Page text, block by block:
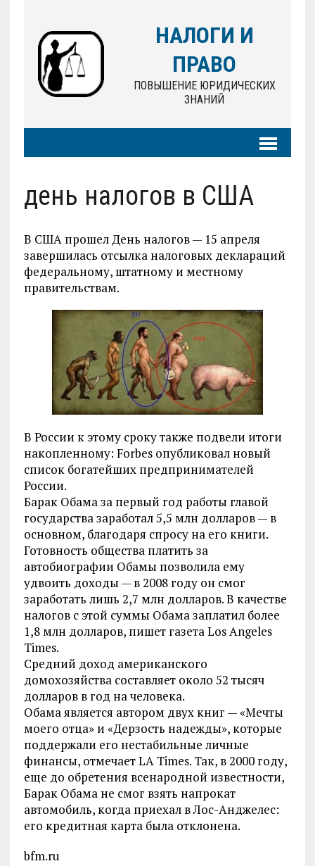
НАЛОГИ И
ПРАВО
ПОВЫШЕНИЕ ЮРИДИЧЕСКИХ
ЗНАНИЙ
день налогов в США
В США прошел День налогов — 15 апреля
завершилась отсылка налоговых деклараций
федеральному, штатному и местному
правительствам.
В России к этому сроку также подвели итоги
накопленному: Forbes опубликовал новый
список богатейших предпринимателей
России.
Барак Обама за первый год работы главой
государства заработал 5,5 млн долларов — в
основном, благодаря спросу на его книги.
Готовность общества платить за
автобиографии Обамы позволила ему
удвоить доходы — в 2008 году он смог
заработать лишь 2,7 млн долларов. В качестве
налогов с этой суммы Обама заплатил более
1,8 млн долларов, пишет газета Los Angeles
Times.
Средний доход американского
домохозяйства составляет около 52 тысяч
долларов в год на человека.
Обама является автором двух книг — «Мечты
моего отца» и «Дерзость надежды», которые
поддержали его нестабильные личные
финансы, отмечает LA Times. Так, в 2000 году,
еще до обретения всенародной известности,
Барак Обама не смог взять напрокат
автомобиль, когда приехал в Лос-Анджелес:
его кредитная карта была отклонена.
bfm.ru